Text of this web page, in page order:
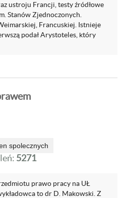
ustroju Francji, testy źródłowe
Stanów Zjednoczonych.
Francuskiej. Istnieje
podał Arystoteles, który
spolecznych
5271
prawo pracy na UŁ
to dr D. Makowski. Z